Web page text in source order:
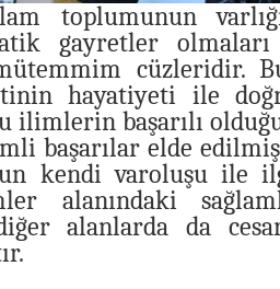
toplumunun
gayretler
cüzleridir.
hayatiyeti ile
ilimlerin başarılı
başarılar elde
kendi varoluşu ile
alanındaki
alanlarda da